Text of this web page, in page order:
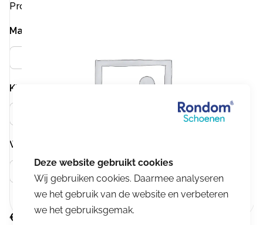
Prophylaxe Sponarind Schwarz
Kleur
Maat
Wijdtemaat
€ 209,95
Wij gebruiken cookies. Daarmee analyseren
we het gebruik van de website en verbeteren
we het gebruiksgemak.